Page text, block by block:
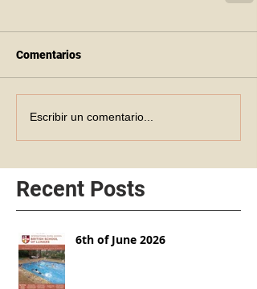
Comentarios
Escribir un comentario...
Recent Posts
6th of June 2026